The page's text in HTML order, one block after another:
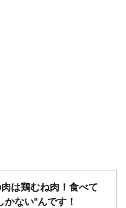
は鶏むね肉！食べて
かない"んです！